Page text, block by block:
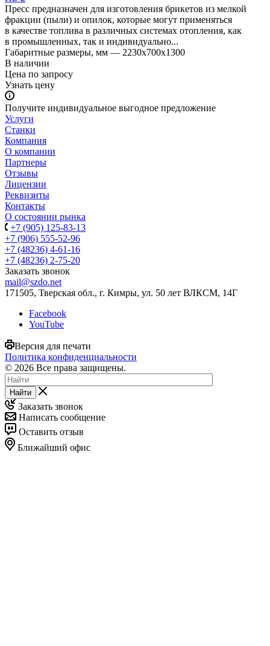
Пресс предназначен для изготовления брикетов из мелкой
фракции (пыли) и опилок, которые могут применяться
в качестве топлива в различных системах отопления, как
в промышленных, так и индивидуально...
Габаритные размеры, мм — 2230x700x1300
В наличии
Цена по запросу
Узнать цену
Получите индивидуальное выгодное предложение
Услуги
Станки
Компания
О компании
Партнеры
Отзывы
Лицензии
Реквизиты
Контакты
О состоянии рынка
+7 (905) 125-83-13
+7 (906) 555-52-96
+7 (48236) 4-61-16
+7 (48236) 2-75-20
Заказать звонок
mail@szdo.net
171505, Тверская обл., г. Кимры, ул. 50 лет ВЛКСМ, 14Г
Facebook
YouTube
Версия для печати
Политика конфиденциальности
© 2026 Все права защищены.
Найти
Заказать звонок
Написать сообщение
Оставить отзыв
Ближайший офис